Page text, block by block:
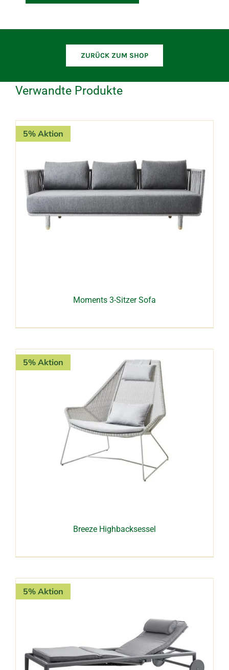
Kissen
ZURÜCK ZUM SHOP
Verwandte Produkte
5% Aktion
Moments 3-Sitzer Sofa
5% Aktion
Breeze Highbacksessel
5% Aktion